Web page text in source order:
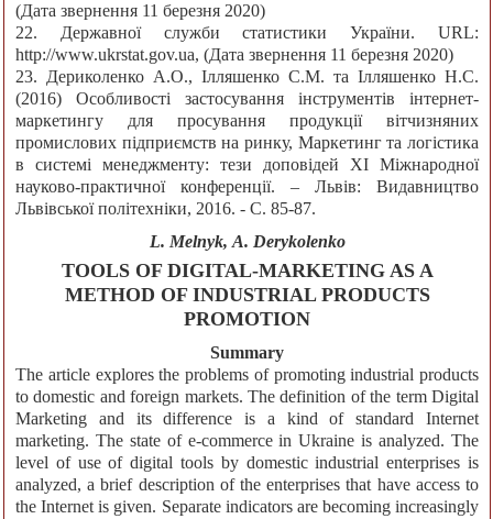
(Дата звернення 11 березня 2020)
22. Державної служби статистики України. URL:
http://www.ukrstat.gov.ua, (Дата звернення 11 березня 2020)
23. Дериколенко А.О., Ілляшенко С.М. та Ілляшенко Н.С.
(2016) Особливості застосування інструментів інтернет-
маркетингу для просування продукції вітчизняних
промислових підприємств на ринку, Маркетинг та логістика
в системі менеджменту: тези доповідей ХІ Міжнародної
науково-практичної конференції. – Львів: Видавництво
Львівської політехніки, 2016. - C. 85-87.
L. Melnyk, А. Derykolenko
TOOLS OF DIGITAL-MARKETING AS A
METHOD OF INDUSTRIAL PRODUCTS
PROMOTION
Summary
The article explores the problems of promoting industrial products
to domestic and foreign markets. The definition of the term Digital
Marketing and its difference is a kind of standard Internet
marketing. The state of e-commerce in Ukraine is analyzed. The
level of use of digital tools by domestic industrial enterprises is
analyzed, a brief description of the enterprises that have access to
the Internet is given. Separate indicators are becoming increasingly